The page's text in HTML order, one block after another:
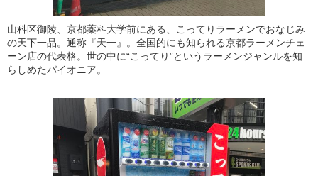
山科区御陵、京都薬科大学前にある、こってりラーメンでおなじみ
の天下一品。通称『天一』。全国的にも知られる京都ラーメンチェ
ーン店の代表格。世の中に“こってり”というラーメンジャンルを知
らしめたパイオニア。